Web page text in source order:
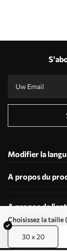
Choisissez la taille
30 x 20
Modifier la
A propos du
A propos de